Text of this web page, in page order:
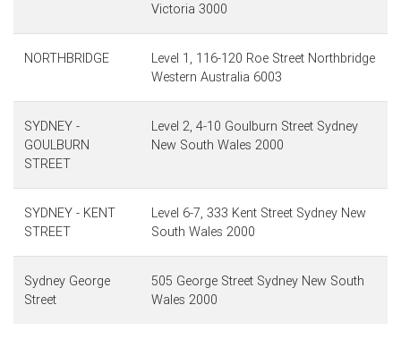
Victoria 3000
NORTHBRIDGE
Level 1, 116-120 Roe Street Northbridge
Western Australia 6003
SYDNEY -
GOULBURN
STREET
Level 2, 4-10 Goulburn Street Sydney
New South Wales 2000
SYDNEY - KENT
STREET
Level 6-7, 333 Kent Street Sydney New
South Wales 2000
Sydney George
Street
505 George Street Sydney New South
Wales 2000